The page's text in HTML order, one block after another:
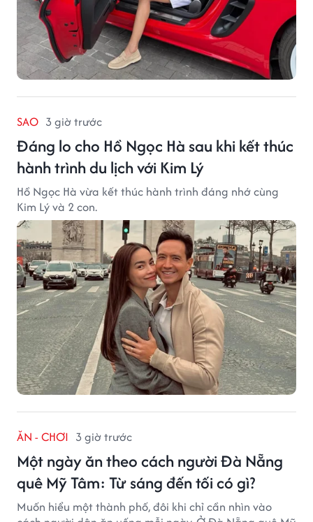
SAO 3 giờ trước
Đáng lo cho Hồ Ngọc Hà sau khi kết thúc
hành trình du lịch với Kim Lý
Hồ Ngọc Hà vừa kết thúc hành trình đáng nhớ cùng
Kim Lý và 2 con.
ĂN - CHƠI 3 giờ trước
Một ngày ăn theo cách người Đà Nẵng
quê Mỹ Tâm: Từ sáng đến tối có gì?
Muốn hiểu một thành phố, đôi khi chỉ cần nhìn vào